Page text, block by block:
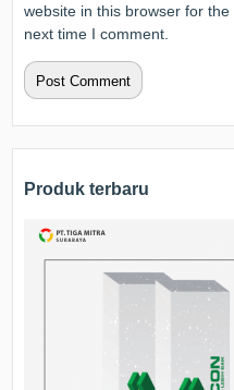
website in this browser for the
next time I comment.
Produk terbaru